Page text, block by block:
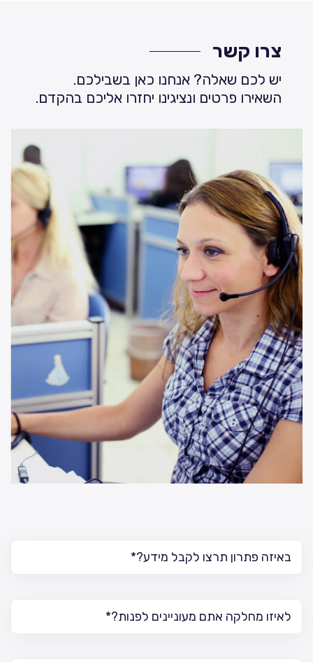
צרו קשר
יש לכם שאלה? אנחנו כאן בשבילכם.
השאירו פרטים ונציגינו יחזרו אליכם בהקדם.